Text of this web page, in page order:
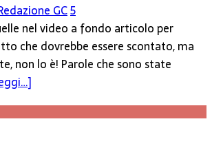
GC5
nel video a fondo articolo per
che dovrebbe essere scontato, ma
non lo è! Parole che sono state